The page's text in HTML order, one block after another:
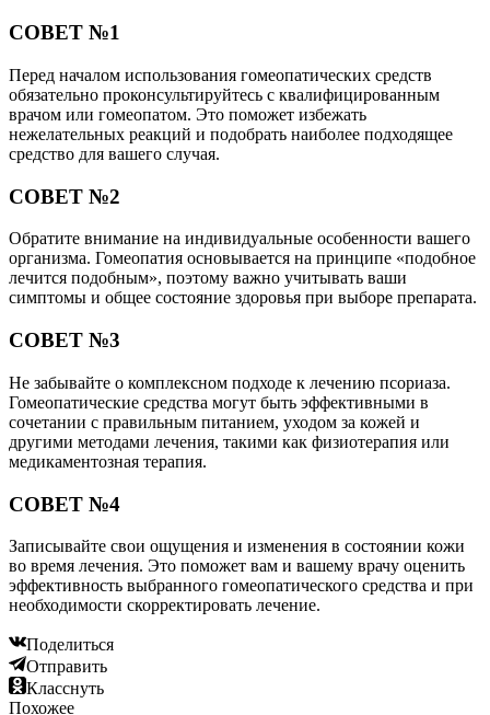
СОВЕТ №1
Перед началом использования гомеопатических средств
обязательно проконсультируйтесь с квалифицированным
врачом или гомеопатом. Это поможет избежать
нежелательных реакций и подобрать наиболее подходящее
средство для вашего случая.
СОВЕТ №2
Обратите внимание на индивидуальные особенности вашего
организма. Гомеопатия основывается на принципе «подобное
лечится подобным», поэтому важно учитывать ваши
симптомы и общее состояние здоровья при выборе препарата.
СОВЕТ №3
Не забывайте о комплексном подходе к лечению псориаза.
Гомеопатические средства могут быть эффективными в
сочетании с правильным питанием, уходом за кожей и
другими методами лечения, такими как физиотерапия или
медикаментозная терапия.
СОВЕТ №4
Записывайте свои ощущения и изменения в состоянии кожи
во время лечения. Это поможет вам и вашему врачу оценить
эффективность выбранного гомеопатического средства и при
необходимости скорректировать лечение.
Поделиться
Отправить
Класснуть
Похожее